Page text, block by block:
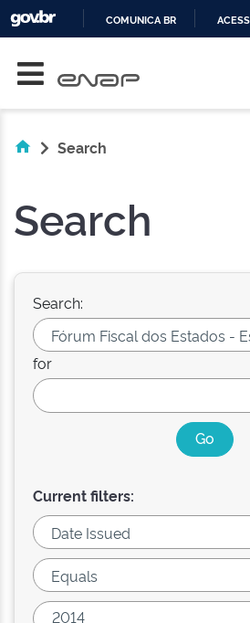
COMUNICA BR
Search
Search
Search:
for
Current filters: